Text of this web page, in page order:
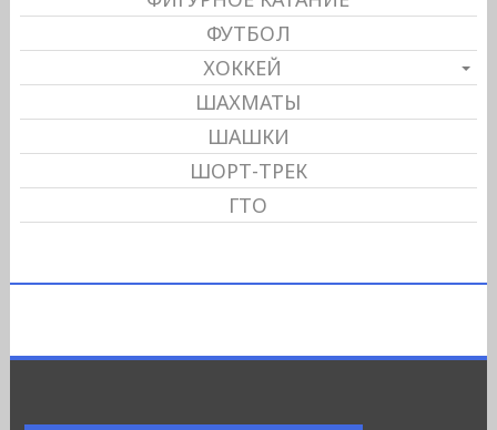
ФУТБОЛ
ХОККЕЙ
ШАХМАТЫ
ШАШКИ
ШОРТ-ТРЕК
ГТО